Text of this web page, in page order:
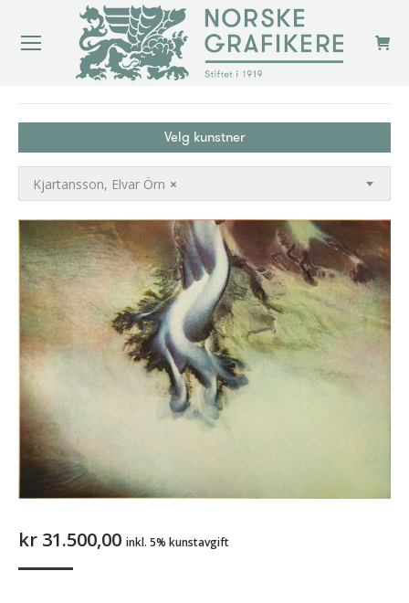
Velg kunstner
×
Kjartansson, Elvar Örn
kr 31.500,00 inkl. 5% kunstavgift